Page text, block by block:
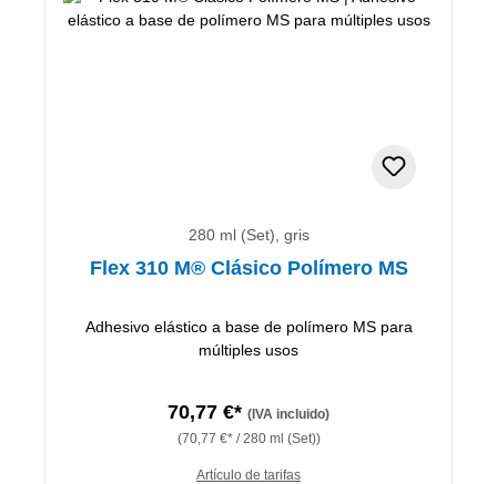
280 ml (Set), gris
Flex 310 M® Clásico Polímero MS
Adhesivo elástico a base de polímero MS para
múltiples usos
70,77 €* (IVA incluido)
(70,77 €* / 280 ml (Set))
Artículo de tarifas